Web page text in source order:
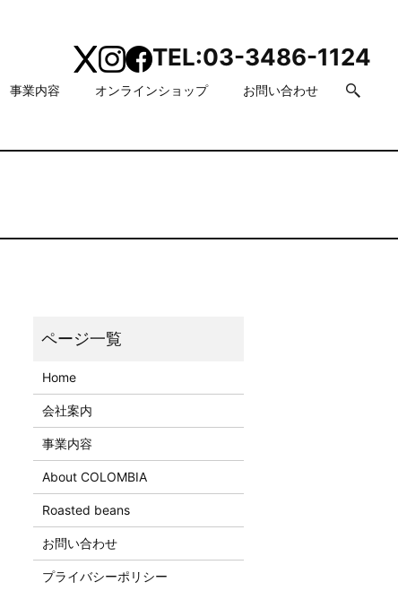
事業内容 オンラインショップ お問い合わせ search
TEL:03-3486-1124
Home
会社案内
事業内容
About COLOMBIA
Roasted beans
お問い合わせ
プライバシーポリシー